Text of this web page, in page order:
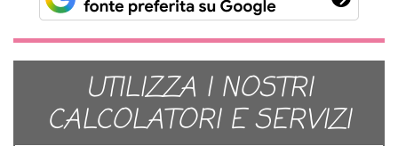
UTILIZZA I NOSTRI
CALCOLATORI E SERVIZI